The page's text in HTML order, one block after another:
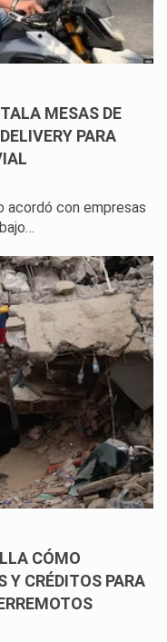
MESAS DE
PARA
acordó con empresas
CÓMO
Y CRÉDITOS PARA